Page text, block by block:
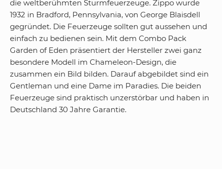
die weltberühmten Sturmfeuerzeuge. Zippo wurde
1932 in Bradford, Pennsylvania, von George Blaisdell
gegründet. Die Feuerzeuge sollten gut aussehen und
einfach zu bedienen sein. Mit dem Combo Pack
Garden of Eden präsentiert der Hersteller zwei ganz
besondere Modell im Chameleon-Design, die
zusammen ein Bild bilden. Darauf abgebildet sind ein
Gentleman und eine Dame im Paradies. Die beiden
Feuerzeuge sind praktisch unzerstörbar und haben in
Deutschland 30 Jahre Garantie.